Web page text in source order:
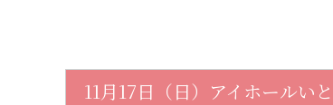
11月17日（日）アイホール